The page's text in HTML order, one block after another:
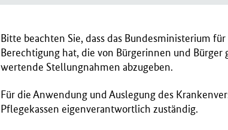
Bitte beachten Sie, dass das Bundesministerium
Berechtigung hat, die von Bürgerinnen und
wertende Stellungnahmen abzugeben.
Für die Anwendung und Auslegung des
Pflegekassen eigenverantwortlich zuständig.